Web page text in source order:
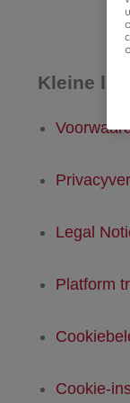
Kleine
Legal
Platform
Cookie-